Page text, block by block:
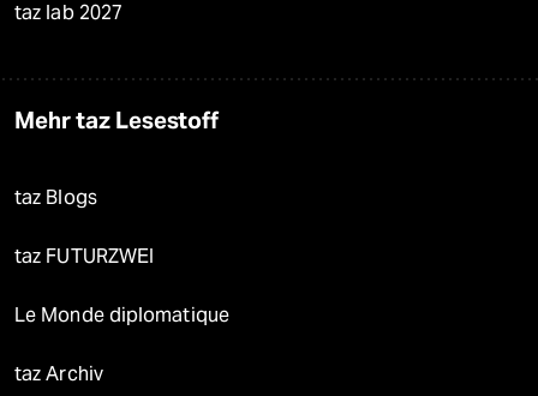
taz lab 2027
Mehr taz Lesestoff
taz Blogs
taz FUTURZWEI
Le Monde diplomatique
taz Archiv